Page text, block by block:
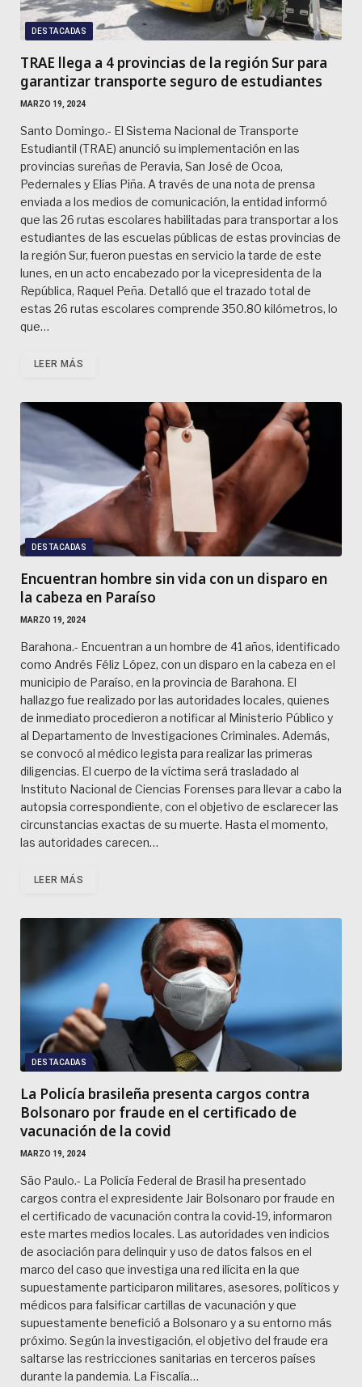
DESTACADAS
TRAE llega a 4 provincias de la región Sur para
garantizar transporte seguro de estudiantes
MARZO 19, 2024
Santo Domingo.- El Sistema Nacional de Transporte
Estudiantil (TRAE) anunció su implementación en las
provincias sureñas de Peravia, San José de Ocoa,
Pedernales y Elías Piña. A través de una nota de prensa
enviada a los medios de comunicación, la entidad informó
que las 26 rutas escolares habilitadas para transportar a los
estudiantes de las escuelas públicas de estas provincias de
la región Sur, fueron puestas en servicio la tarde de este
lunes, en un acto encabezado por la vicepresidenta de la
República, Raquel Peña. Detalló que el trazado total de
estas 26 rutas escolares comprende 350.80 kilómetros, lo
que…
LEER MÁS
DESTACADAS
Encuentran hombre sin vida con un disparo en
la cabeza en Paraíso
MARZO 19, 2024
Barahona.- Encuentran a un hombre de 41 años, identificado
como Andrés Féliz López, con un disparo en la cabeza en el
municipio de Paraíso, en la provincia de Barahona. El
hallazgo fue realizado por las autoridades locales, quienes
de inmediato procedieron a notificar al Ministerio Público y
al Departamento de Investigaciones Criminales. Además,
se convocó al médico legista para realizar las primeras
diligencias. El cuerpo de la víctima será trasladado al
Instituto Nacional de Ciencias Forenses para llevar a cabo la
autopsia correspondiente, con el objetivo de esclarecer las
circunstancias exactas de su muerte. Hasta el momento,
las autoridades carecen…
LEER MÁS
DESTACADAS
La Policía brasileña presenta cargos contra
Bolsonaro por fraude en el certificado de
vacunación de la covid
MARZO 19, 2024
São Paulo.- La Policía Federal de Brasil ha presentado
cargos contra el expresidente Jair Bolsonaro por fraude en
el certificado de vacunación contra la covid-19, informaron
este martes medios locales. Las autoridades ven indicios
de asociación para delinquir y uso de datos falsos en el
marco del caso que investiga una red ilícita en la que
supuestamente participaron militares, asesores, políticos y
médicos para falsificar cartillas de vacunación y que
supuestamente benefició a Bolsonaro y a su entorno más
próximo. Según la investigación, el objetivo del fraude era
saltarse las restricciones sanitarias en terceros países
durante la pandemia. La Fiscalía…